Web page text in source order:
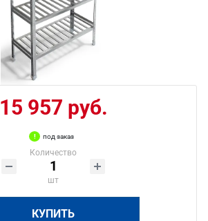
15 957 руб.
под заказ
Количество
шт
КУПИТЬ